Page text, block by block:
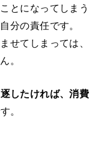
とになってしまう
分の責任です。
せてしまっては、
。
したければ、消費
。